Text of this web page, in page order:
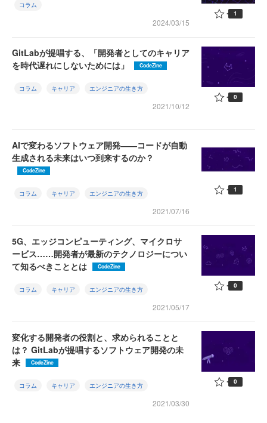
コラム
2024/03/15
1
GitLabが提唱する、「開発者としてのキャリア
を時代遅れにしないためには」
CodeZine
コラム キャリア エンジニアの生き方
2021/10/12
0
AIで変わるソフトウェア開発――コードが自動
生成される未来はいつ到来するのか？
CodeZine
コラム キャリア エンジニアの生き方
2021/07/16
1
5G、エッジコンピューティング、マイクロサ
ービス……開発者が最新のテクノロジーについ
て知るべきこととは
CodeZine
コラム キャリア エンジニアの生き方
2021/05/17
0
変化する開発者の役割と、求められることと
は？ GitLabが提唱するソフトウェア開発の未
来
CodeZine
コラム キャリア エンジニアの生き方
2021/03/30
0